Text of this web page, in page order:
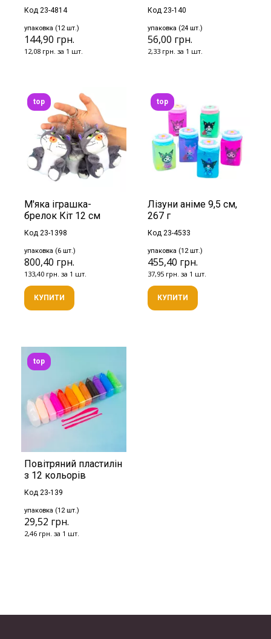
Код 23-4814
упаковка (12 шт.)
144,90 грн.
12,08 грн. за 1 шт.
Код 23-140
упаковка (24 шт.)
56,00 грн.
2,33 грн. за 1 шт.
М'яка іграшка-
брелок Кіт 12 см
Код 23-1398
упаковка (6 шт.)
800,40 грн.
133,40 грн. за 1 шт.
top
КУПИТИ
Лізуни аніме 9,5 см,
267 г
Код 23-4533
упаковка (12 шт.)
455,40 грн.
37,95 грн. за 1 шт.
top
КУПИТИ
Повітряний пластилін
з 12 кольорів
Код 23-139
упаковка (12 шт.)
29,52 грн.
2,46 грн. за 1 шт.
top